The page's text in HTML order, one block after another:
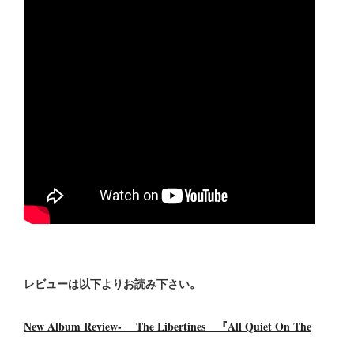
レビューは以下よりお読み下さい。
New Album Review- The Libertines 『All Quiet On The